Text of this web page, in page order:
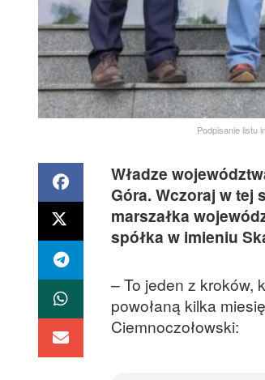
Podpisanie listu
Władze
Góra. Wczoraj w
marszałka
spółka w imieniu
– To jeden z kroków,
powołaną kilka
Ciemnoczołowski: